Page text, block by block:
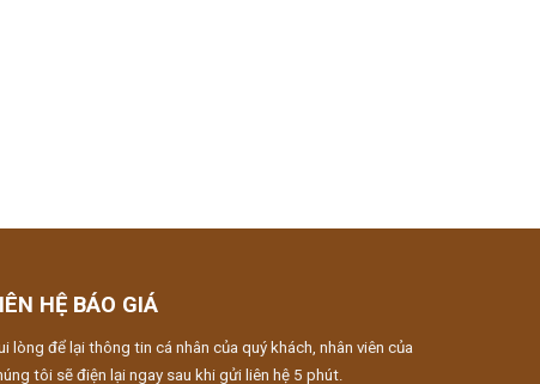
HỆ BÁO GIÁ
lòng để lại thông tin cá nhân của quý khách, nhân viên của
tôi sẽ điện lại ngay sau khi gửi liên hệ 5 phút.